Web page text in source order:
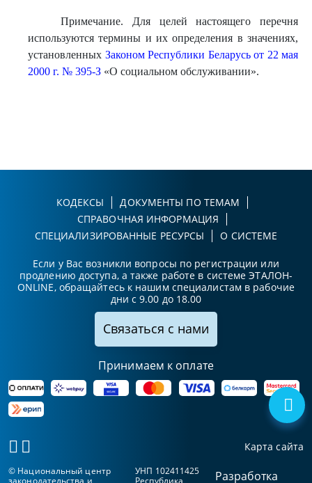
Примечание. Для целей настоящего перечня
используются термины и их определения в значениях,
установленных Законом Республики Беларусь от 22 мая
2000 г. № 395-З «О социальном обслуживании».
КОДЕКСЫ
ДОКУМЕНТЫ ПО ТЕМАМ
СПРАВОЧНАЯ ИНФОРМАЦИЯ
СПЕЦИАЛИЗИРОВАННЫЕ РЕСУРСЫ
О СИСТЕМЕ
Если у Вас возникли вопросы по регистрации или
продлению доступа, а также работе в системе ЭТАЛОН-
ONLINE, обращайтесь к нашим специалистам в рабочие
дни с 9.00 до 18.00
Связаться с нами
Принимаем к оплате
Карта сайта
© Национальный центр
УНП 102411425
Разработка